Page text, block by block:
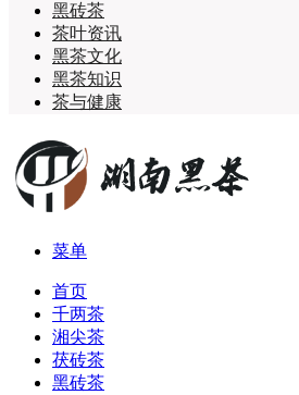
黑砖茶
茶叶资讯
黑茶文化
黑茶知识
茶与健康
菜单
首页
千两茶
湘尖茶
茯砖茶
黑砖茶